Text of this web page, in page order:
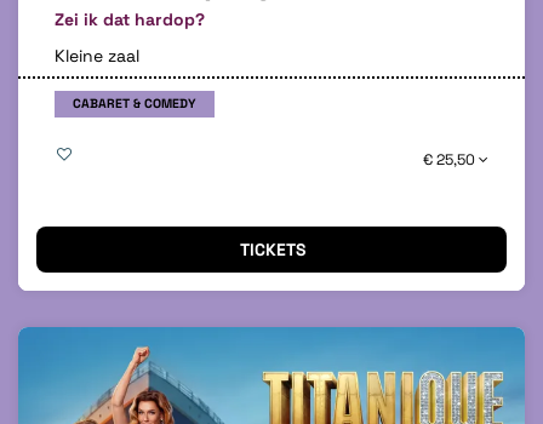
Zei ik dat hardop?
Kleine zaal
CABARET & COMEDY
€ 25,50
TICKETS